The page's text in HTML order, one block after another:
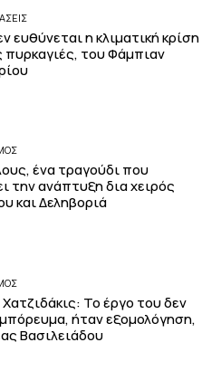
ευθύνεται η κλιματική κρίση
πυρκαγιές, του Φάμπιαν
ένα τραγούδι που
την ανάπτυξη δια χειρός
και Δεληβοριά
Το έργο του δεν
ήταν εξομολόγηση,
Βασιλειάδου